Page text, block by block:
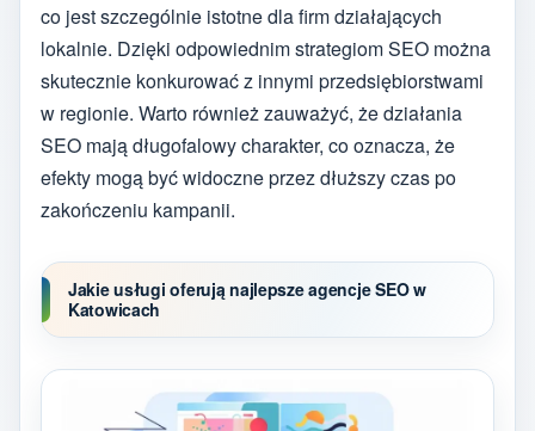
co jest szczególnie istotne dla firm działających
lokalnie. Dzięki odpowiednim strategiom SEO można
skutecznie konkurować z innymi przedsiębiorstwami
w regionie. Warto również zauważyć, że działania
SEO mają długofalowy charakter, co oznacza, że
efekty mogą być widoczne przez dłuższy czas po
zakończeniu kampanii.
Jakie usługi oferują najlepsze agencje SEO w
Katowicach